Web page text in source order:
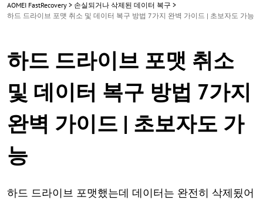
AOMEI FastRecovery > 손실되거나 삭제된 데이터 복구 >
하드 드라이브 포맷 취소 및 데이터 복구 방법 7가지 완벽 가이드 | 초보자도 가능
하드 드라이브 포맷 취소
및 데이터 복구 방법 7가지
완벽 가이드 | 초보자도 가
능
하드 드라이브 포맷했는데 데이터는 완전히 삭제됬어